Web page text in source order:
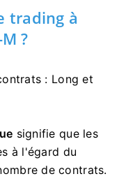
trading à
?
: Long et
signifie que les
à l'égard du
de contrats.